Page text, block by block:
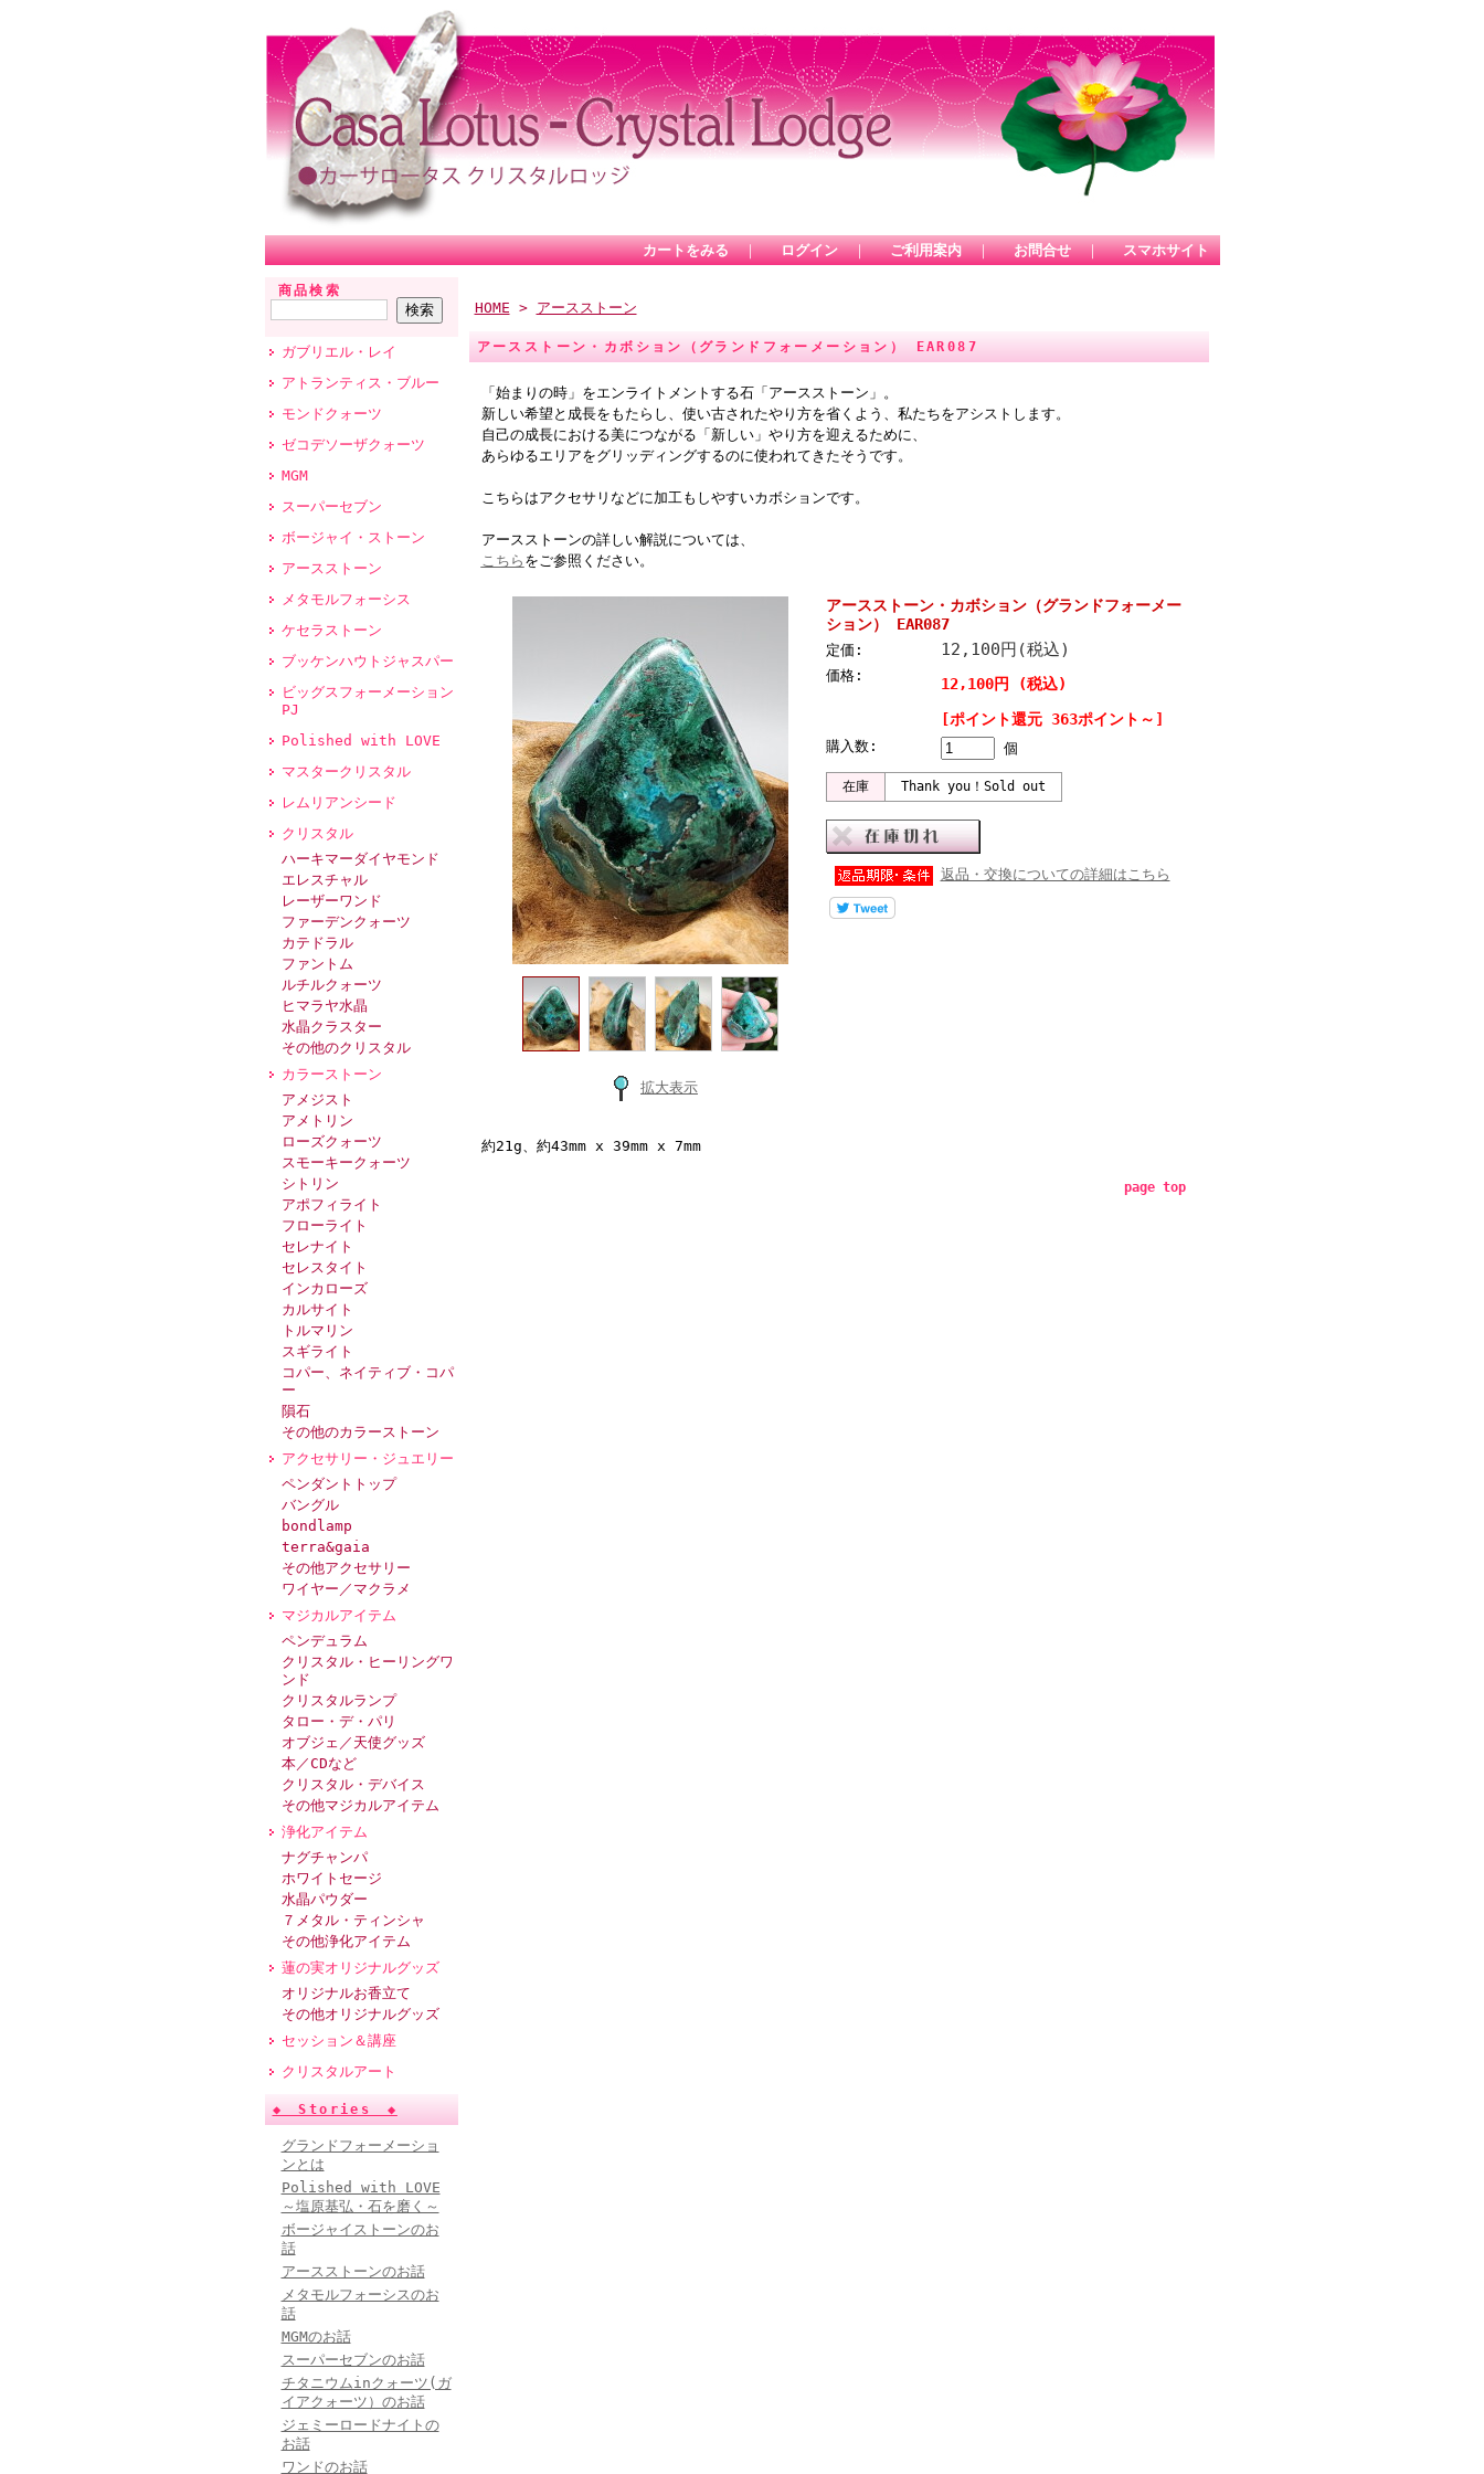
カートをみる ｜ ログイン ｜ ご利用案内 ｜ お問合せ ｜ スマホサイト
商品検索
ガブリエル・レイ
アトランティス・ブルー
モンドクォーツ
ゼコデソーザクォーツ
MGM
スーパーセブン
ボージャイ・ストーン
アースストーン
メタモルフォーシス
ケセラストーン
ブッケンハウトジャスパー
ビッグスフォーメーション
PJ
Polished with LOVE
マスタークリスタル
レムリアンシード
クリスタル
ハーキマーダイヤモンド
エレスチャル
レーザーワンド
ファーデンクォーツ
カテドラル
ファントム
ルチルクォーツ
ヒマラヤ水晶
水晶クラスター
その他のクリスタル
カラーストーン
アメジスト
アメトリン
ローズクォーツ
スモーキークォーツ
シトリン
アポフィライト
フローライト
セレナイト
セレスタイト
インカローズ
カルサイト
トルマリン
スギライト
コパー、ネイティブ・コパ
ー
隕石
その他のカラーストーン
アクセサリー・ジュエリー
ペンダントトップ
バングル
bondlamp
terra&gaia
その他アクセサリー
ワイヤー／マクラメ
マジカルアイテム
ペンデュラム
クリスタル・ヒーリングワ
ンド
クリスタルランプ
タロー・デ・パリ
オブジェ／天使グッズ
本／CDなど
クリスタル・デバイス
その他マジカルアイテム
浄化アイテム
ナグチャンパ
ホワイトセージ
水晶パウダー
７メタル・ティンシャ
その他浄化アイテム
蓮の実オリジナルグッズ
オリジナルお香立て
その他オリジナルグッズ
セッション＆講座
クリスタルアート
◆ Stories ◆
グランドフォーメーショ
ンとは
Polished with LOVE
～塩原基弘・石を磨く～
ボージャイストーンのお
話
アースストーンのお話
メタモルフォーシスのお
話
MGMのお話
スーパーセブンのお話
チタニウムinクォーツ(ガ
イアクォーツ）のお話
ジェミーロードナイトの
お話
ワンドのお話
HOME > アースストーン
アースストーン・カボション（グランドフォーメーション） EAR087
「始まりの時」をエンライトメントする石「アースストーン」。
新しい希望と成長をもたらし、使い古されたやり方を省くよう、私たちをアシストします。
自己の成長における美につながる「新しい」やり方を迎えるために、
あらゆるエリアをグリッディングするのに使われてきたそうです。
こちらはアクセサリなどに加工もしやすいカボションです。
アースストーンの詳しい解説については、
こちら をご参照ください。
拡大表示
アースストーン・カボション（グランドフォーメー
ション） EAR087
定価: 12,100円(税込)
価格:
12,100円 (税込)
[ポイント還元 363ポイント～]
購入数: 個
在庫 Thank you！Sold out
返品・交換についての詳細はこちら
約21g、約43mm x 39mm x 7mm
page top